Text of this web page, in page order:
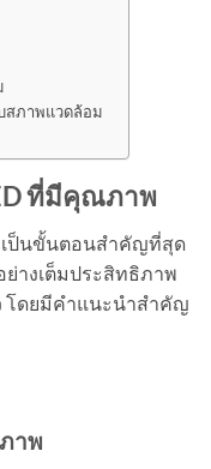
สภาพแวดล้อม
ที่มีคุณภาพ
ป็นขั้นตอนสำคัญที่สุด
ย่างเต็มประสิทธิภาพ
โดยมีคำแนะนำสำคัญ
าพ